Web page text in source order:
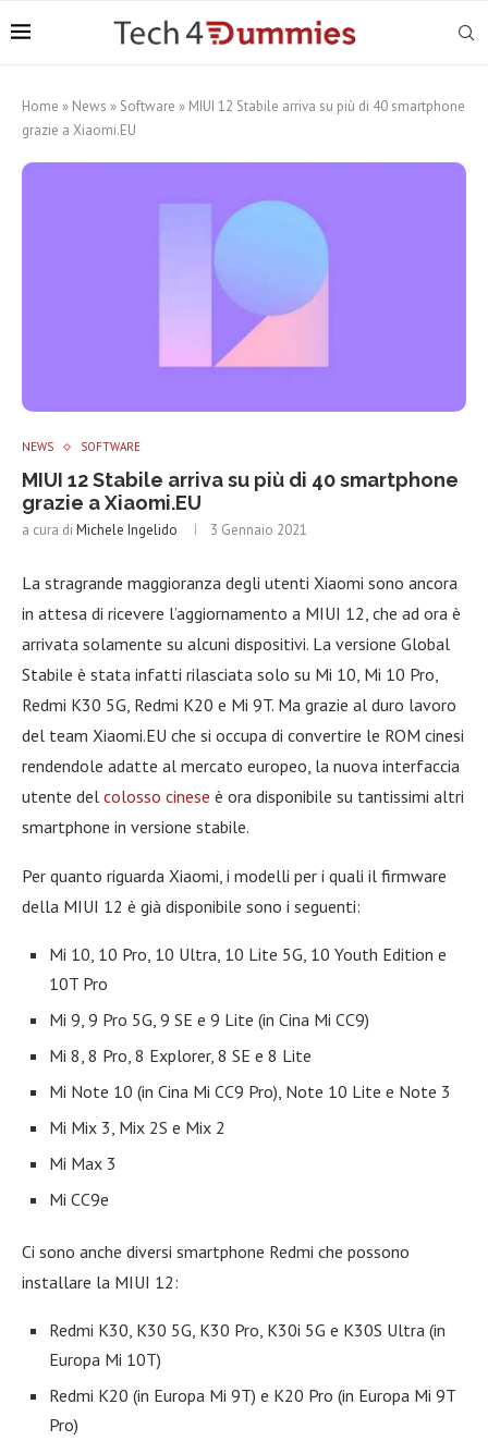
Home » News » Software » MIUI 12 Stabile arriva su più di 40 smartphone
grazie a Xiaomi.EU
NEWS SOFTWARE
MIUI 12 Stabile arriva su più di 40 smartphone
grazie a Xiaomi.EU
a cura di Michele Ingelido 3 Gennaio 2021
La stragrande maggioranza degli utenti Xiaomi sono ancora
in attesa di ricevere l’aggiornamento a MIUI 12, che ad ora è
arrivata solamente su alcuni dispositivi. La versione Global
Stabile è stata infatti rilasciata solo su Mi 10, Mi 10 Pro,
Redmi K30 5G, Redmi K20 e Mi 9T. Ma grazie al duro lavoro
del team Xiaomi.EU che si occupa di convertire le ROM cinesi
rendendole adatte al mercato europeo, la nuova interfaccia
utente del colosso cinese è ora disponibile su tantissimi altri
smartphone in versione stabile.
Per quanto riguarda Xiaomi, i modelli per i quali il firmware
della MIUI 12 è già disponibile sono i seguenti:
Mi 10, 10 Pro, 10 Ultra, 10 Lite 5G, 10 Youth Edition e
10T Pro
Mi 9, 9 Pro 5G, 9 SE e 9 Lite (in Cina Mi CC9)
Mi 8, 8 Pro, 8 Explorer, 8 SE e 8 Lite
Mi Note 10 (in Cina Mi CC9 Pro), Note 10 Lite e Note 3
Mi Mix 3, Mix 2S e Mix 2
Mi Max 3
Mi CC9e
Ci sono anche diversi smartphone Redmi che possono
installare la MIUI 12:
Redmi K30, K30 5G, K30 Pro, K30i 5G e K30S Ultra (in
Europa Mi 10T)
Redmi K20 (in Europa Mi 9T) e K20 Pro (in Europa Mi 9T
Pro)